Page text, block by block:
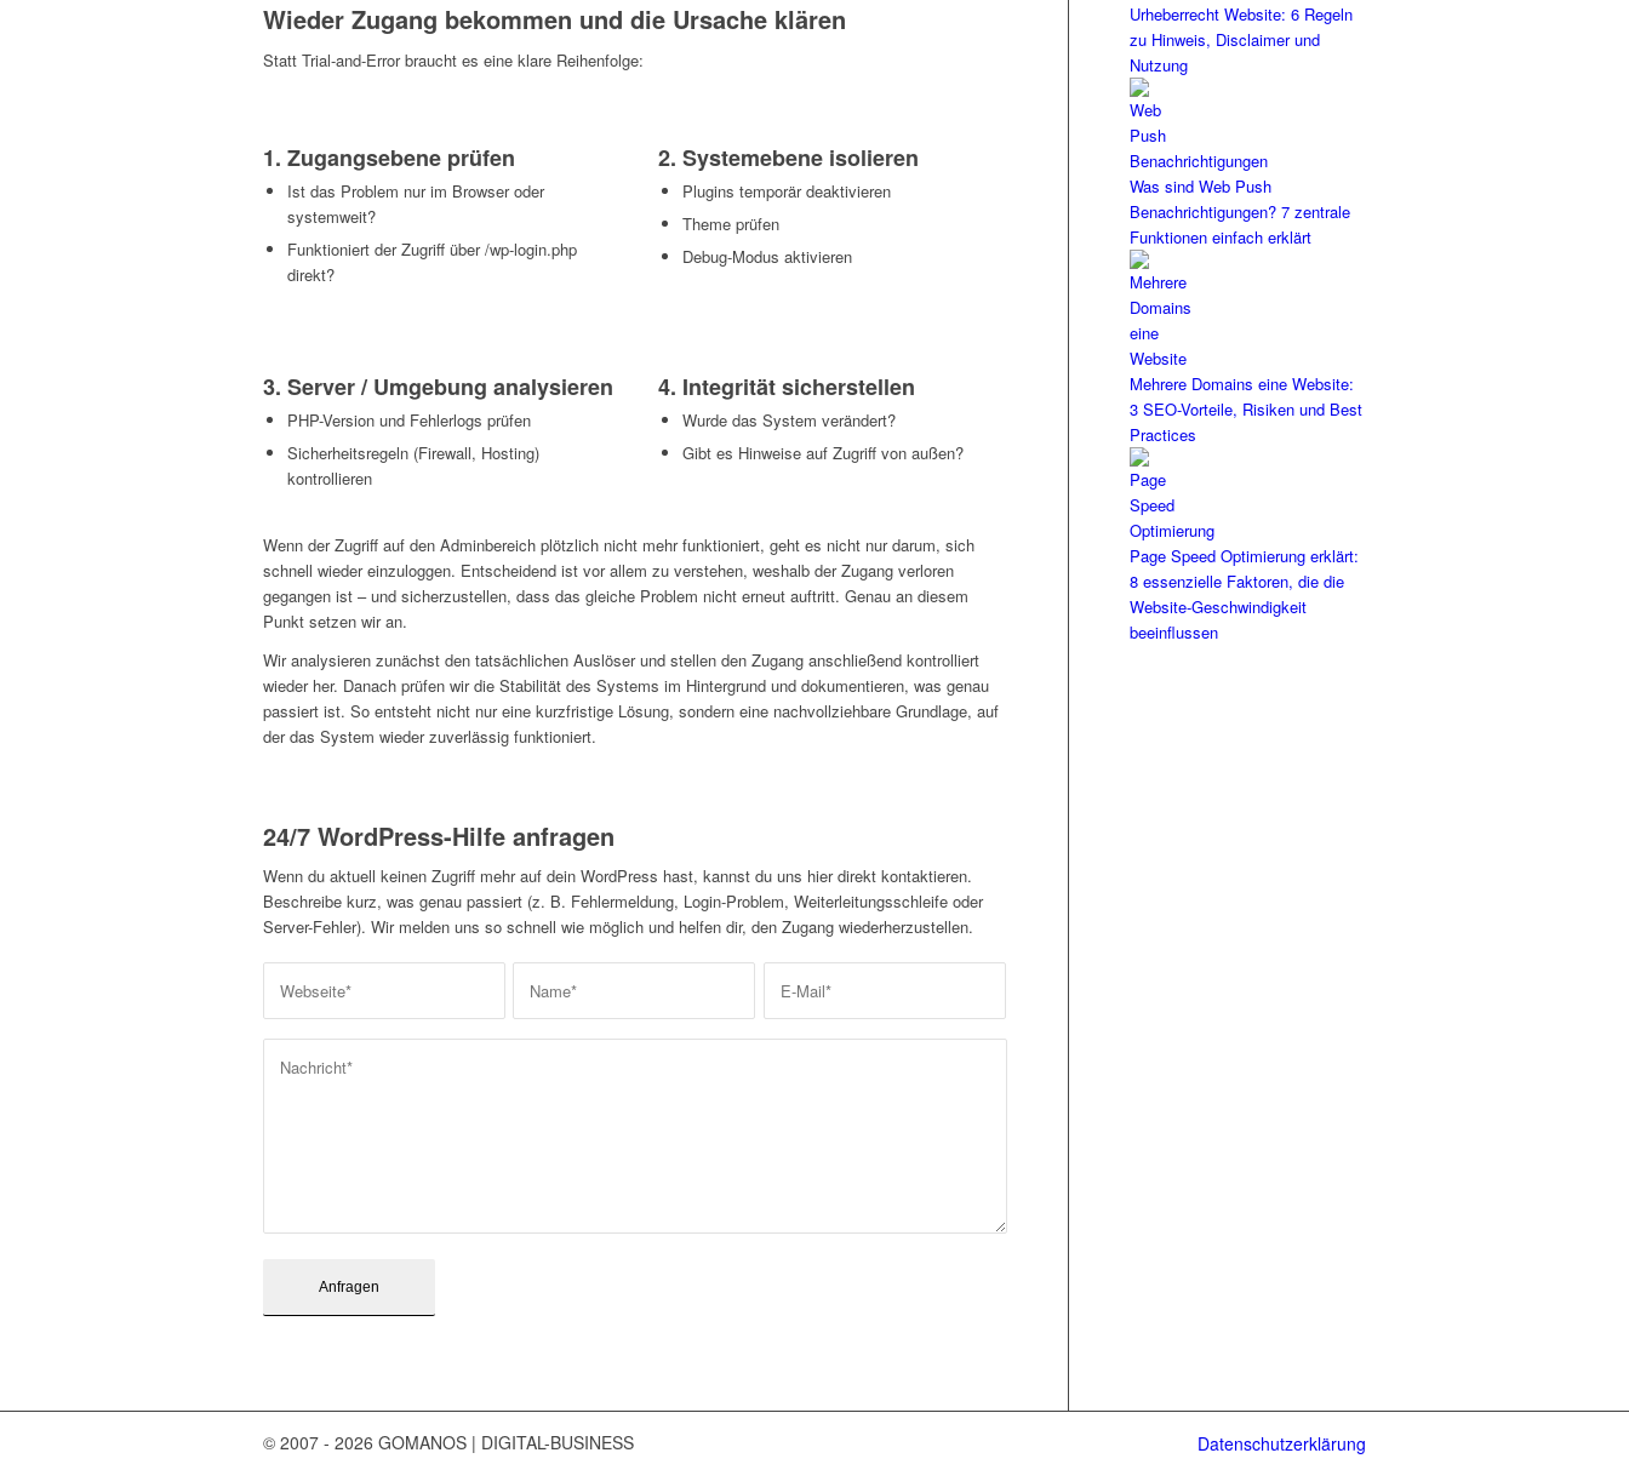
Wieder Zugang bekommen und die Ursache klären
Statt Trial-and-Error braucht es eine klare Reihenfolge:
1. Zugangsebene prüfen
Ist das Problem nur im Browser oder
systemweit?
Funktioniert der Zugriff über /wp-login.php
direkt?
2. Systemebene isolieren
Plugins temporär deaktivieren
Theme prüfen
Debug-Modus aktivieren
3. Server / Umgebung analysieren
PHP-Version und Fehlerlogs prüfen
Sicherheitsregeln (Firewall, Hosting)
kontrollieren
4. Integrität sicherstellen
Wurde das System verändert?
Gibt es Hinweise auf Zugriff von außen?
Wenn der Zugriff auf den Adminbereich plötzlich nicht mehr funktioniert, geht es nicht nur darum, sich
schnell wieder einzuloggen. Entscheidend ist vor allem zu verstehen, weshalb der Zugang verloren
gegangen ist – und sicherzustellen, dass das gleiche Problem nicht erneut auftritt. Genau an diesem
Punkt setzen wir an.
Wir analysieren zunächst den tatsächlichen Auslöser und stellen den Zugang anschließend kontrolliert
wieder her. Danach prüfen wir die Stabilität des Systems im Hintergrund und dokumentieren, was genau
passiert ist. So entsteht nicht nur eine kurzfristige Lösung, sondern eine nachvollziehbare Grundlage, auf
der das System wieder zuverlässig funktioniert.
24/7 WordPress-Hilfe anfragen
Wenn du aktuell keinen Zugriff mehr auf dein WordPress hast, kannst du uns hier direkt kontaktieren.
Beschreibe kurz, was genau passiert (z. B. Fehlermeldung, Login-Problem, Weiterleitungsschleife oder
Server-Fehler). Wir melden uns so schnell wie möglich und helfen dir, den Zugang wiederherzustellen.
Urheberrecht Website: 6 Regeln
zu Hinweis, Disclaimer und
Nutzung
Was sind Web Push
Benachrichtigungen? 7 zentrale
Funktionen einfach erklärt
Mehrere Domains eine Website:
3 SEO-Vorteile, Risiken und Best
Practices
Page Speed Optimierung erklärt:
8 essenzielle Faktoren, die die
Website-Geschwindigkeit
beeinflussen
© 2007 - 2026 GOMANOS | DIGITAL-BUSINESS Datenschutzerklärung